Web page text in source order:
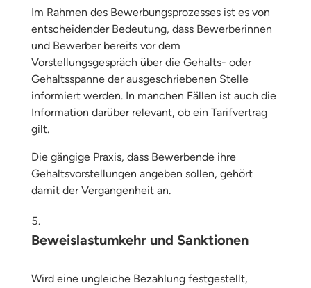
Im Rahmen des Bewerbungsprozesses ist es von
entscheidender Bedeutung, dass Bewerberinnen
und Bewerber bereits vor dem
Vorstellungsgespräch über die Gehalts- oder
Gehaltsspanne der ausgeschriebenen Stelle
informiert werden. In manchen Fällen ist auch die
Information darüber relevant, ob ein Tarifvertrag
gilt.
Die gängige Praxis, dass Bewerbende ihre
Gehaltsvorstellungen angeben sollen, gehört
damit der Vergangenheit an.
Beweislastumkehr und Sanktionen
Wird eine ungleiche Bezahlung festgestellt,